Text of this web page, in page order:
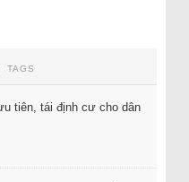
TAGS
tiên, tái định cư cho dân